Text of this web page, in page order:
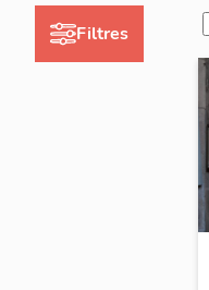
Filtres